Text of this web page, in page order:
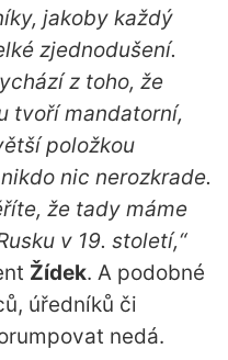
jakoby každý
zjednodušení.
z toho, že
tvoří mandatorní,
položkou
nic nerozkrade.
že tady máme
v 19. století,“
Žídek. A podobné
úředníků či
nedá.